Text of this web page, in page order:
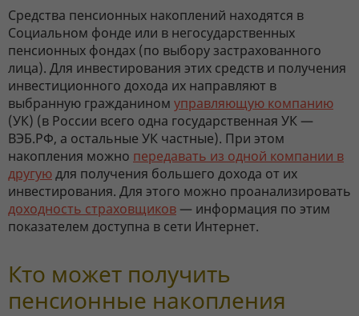
Средства пенсионных накоплений находятся в
Социальном фонде или в негосударственных
пенсионных фондах (по выбору застрахованного
лица). Для инвестирования этих средств и получения
инвестиционного дохода их направляют в
выбранную гражданином управляющую компанию
(УК) (в России всего одна государственная УК —
ВЭБ.РФ, а остальные УК частные). При этом
накопления можно передавать из одной компании в
другуюдля получения большего дохода от их
инвестирования. Для этого можно проанализировать
доходность страховщиков— информация по этим
показателем доступна в сети Интернет.
Кто может получить
пенсионные накопления